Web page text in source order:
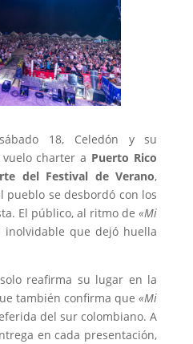
18, Celedón y su
charter a Puerto Rico
del Festival de Verano,
pueblo se desbordó con los
El público, al ritmo de«Mi
inolvidable que dejó huella
reafirma su lugar en la
también confirma que«Mi
del sur colombiano. A
en cada presentación,